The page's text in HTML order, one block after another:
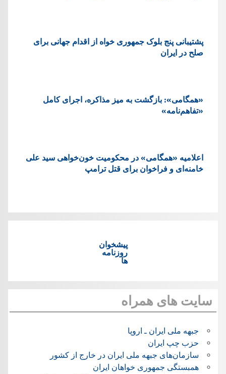
پشتيبانی پنج بلوک جمهوری خواه از اقدام جهانی برای
صلح در ایران
«همگامی»: بازگشت به میز مذاکره، اجرای کامل
«تفاهم‌نامه»
اعلامیه «همگامی» در محکومیت خون‌خواهی سید علی
خامنه‌ای و فراخوان برای قتل ترامپ
پیشخوان
روزنامه
ها
سایت های همراه
جبهه ملی ایران ـ اروپا
حزب چپ ایران
سازمان‌های جبهه ملی ایران در خارج از کشور
همبستگی جمهوری خواهان ایران